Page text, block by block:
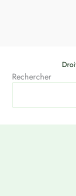
Rechercher